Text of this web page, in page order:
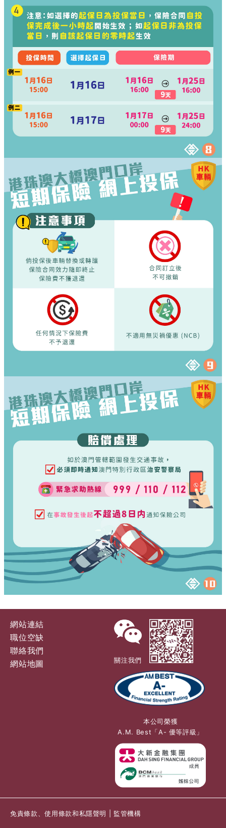
網站連結
職位空缺
聯絡我們
網站地圖
關注我們
本公司榮獲
A.M. Best「A- 優等評級」
免責條款、使用條款和私隱聲明 監管機構